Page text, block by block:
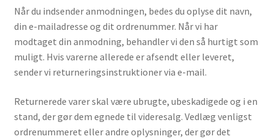
Når du indsender anmodningen, bedes du oplyse dit navn,
din e-mailadresse og dit ordrenummer. Når vi har
modtaget din anmodning, behandler vi den så hurtigt som
muligt. Hvis varerne allerede er afsendt eller leveret,
sender vi returneringsinstruktioner via e-mail.
Returnerede varer skal være ubrugte, ubeskadigede og i en
stand, der gør dem egnede til videresalg. Vedlæg venligst
ordrenummeret eller andre oplysninger, der gør det